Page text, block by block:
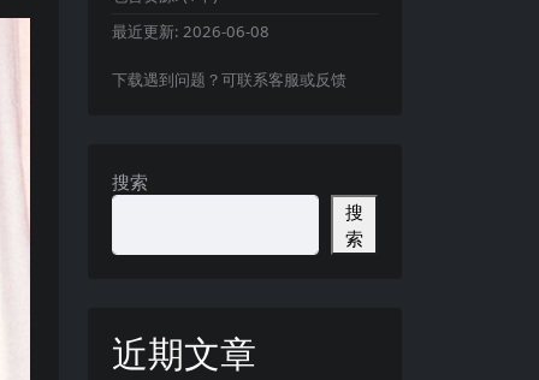
最近更新: 2026-06-08
下载遇到问题？可联系客服或反馈
搜索
搜
索
近期文章